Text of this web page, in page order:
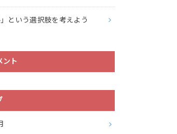
」という選択肢を考えよう
ント